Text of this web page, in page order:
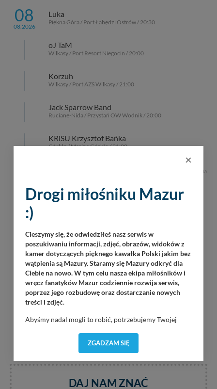
08
08.2026
Luka
Piękna Góra / Port Łabędzi Ostrów / 20:30
oJ TaM
Wilkasy / Port Resort Niegocin / 20:00
Korzuh
Wilkasy / Port AZS Wilkasy / 21:00
Jack Sparrow Band
Ruciane-Nida / Przystań OW Wodnik / 20:00
KRiSU Krzysztof Bańka
Górkło / Marina Górkło / 21:00
REKLAMA
DAJ NAM ZNAĆ
×
Drogi miłośniku Mazur
:)
Cieszymy się, że odwiedziłeś nasz serwis w
poszukiwaniu informacji, zdjęć, obrazów, widoków z
kamer dotyczących pięknego kawałka Polski jakim bez
wątpienia są Mazury. Staramy się Mazury odkryć dla
Ciebie na nowo. W tym celu nasza ekipa miłośników i
wręcz fanatyków Mazur codziennie rozwija serwis,
poprzez jego rozbudowę oraz dostarczanie nowych
treści i zdjęć.
Abyśmy nadal mogli to robić, potrzebujemy Twojej
dostosować do Twoich preferencji. Twoje dane (w tym
pliki cookies) będą zapisywane w celu usprawnienia
wyszukania, ulubione miejsca, logowania, itp).
Bezpieczeństwo Twoich danych jest dla nas
ZGADZAM SIĘ